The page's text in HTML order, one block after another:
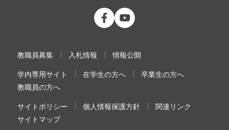
公立大学法人 福島県立医科大学
教職員募集 入札情報 情報公開
学内専用サイト 在学生の方へ
卒業生の方へ
教職員の方へ
サイトポリシー 個人情報保護方針
関連リンク
サイトマップ